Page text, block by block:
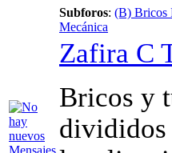
Subforos: (B) Bricos
Mecánica
Zafira C
Bricos y
divididos